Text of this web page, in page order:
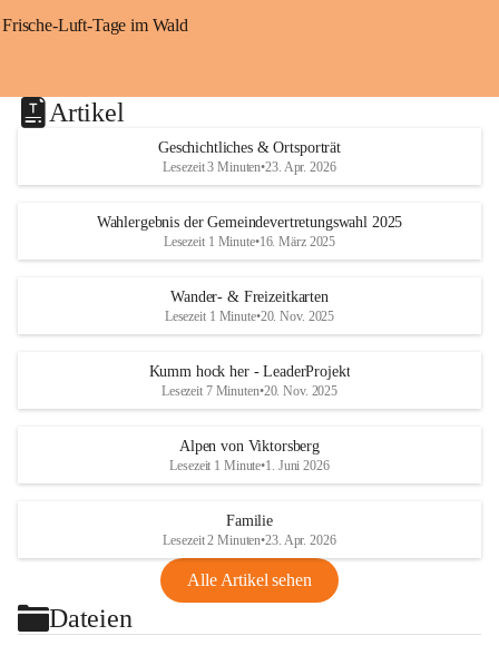
Frische-Luft-Tage im Wald
Artikel
Geschichtliches & Ortsporträt
Lesezeit 3 Minuten•23. Apr. 2026
Wahlergebnis der Gemeindevertretungswahl 2025
Lesezeit 1 Minute•16. März 2025
Wander- & Freizeitkarten
Lesezeit 1 Minute•20. Nov. 2025
Kumm hock her - LeaderProjekt
Lesezeit 7 Minuten•20. Nov. 2025
Alpen von Viktorsberg
Lesezeit 1 Minute•1. Juni 2026
Familie
Lesezeit 2 Minuten•23. Apr. 2026
Alle Artikel sehen
Dateien